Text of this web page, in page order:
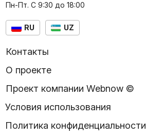
Пн-Пт. С 9:30 до 18:00
RU UZ
Контакты
О проекте
Проект компании Webnow ©
Условия использования
Политика конфиденциальности